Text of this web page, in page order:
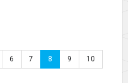
6 7 8 9 10